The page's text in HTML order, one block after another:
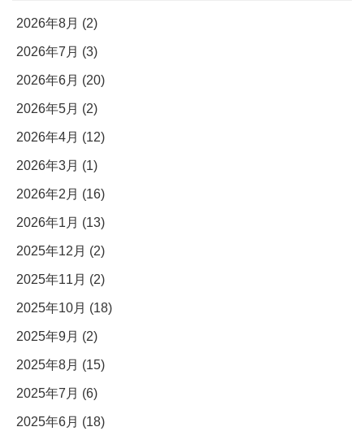
2026年8月 (2)
2026年7月 (3)
2026年6月 (20)
2026年5月 (2)
2026年4月 (12)
2026年3月 (1)
2026年2月 (16)
2026年1月 (13)
2025年12月 (2)
2025年11月 (2)
2025年10月 (18)
2025年9月 (2)
2025年8月 (15)
2025年7月 (6)
2025年6月 (18)